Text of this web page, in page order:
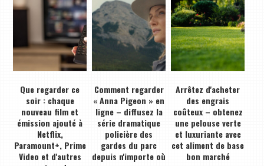
Que regarder ce
soir : chaque
nouveau film et
émission ajouté à
Netflix,
Paramount+, Prime
Video et d'autres
Comment regarder
« Anna Pigeon » en
ligne – diffusez la
série dramatique
policière des
gardes du parc
depuis n'importe où
Arrêtez d'acheter
des engrais
coûteux – obtenez
une pelouse verte
et luxuriante avec
cet aliment de base
bon marché